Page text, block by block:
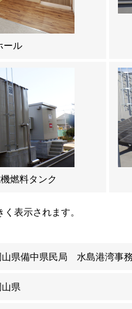
ール
燃料タンク
表示されます。
山県備中県民局 水島港湾事
県